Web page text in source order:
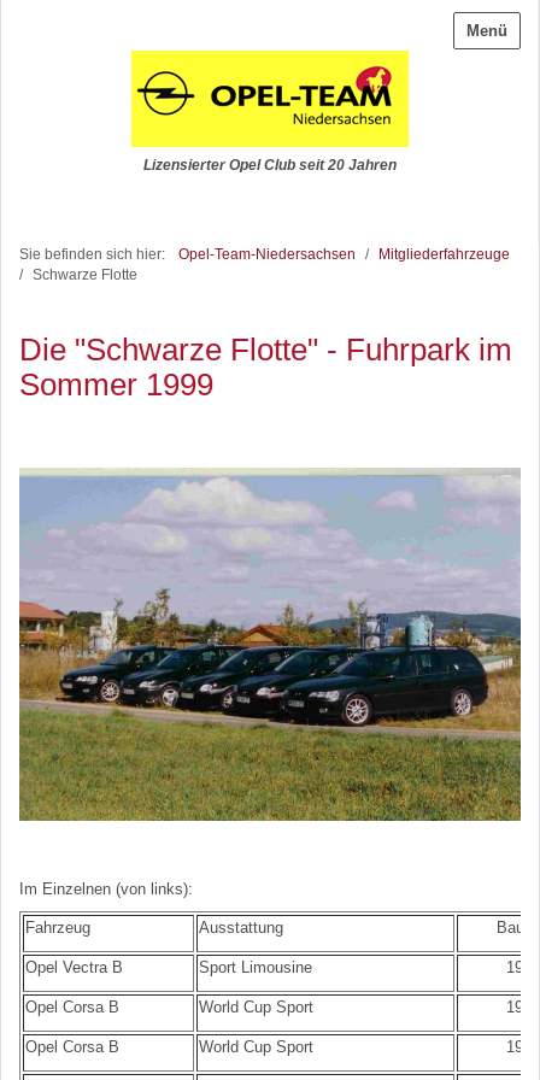
Menü
Lizensierter Opel Club seit 20 Jahren
Sie befinden sich hier: Opel-Team-Niedersachsen /
Mitgliederfahrzeuge
/
Schwarze Flotte
Die "Schwarze Flotte" - Fuhrpark im
Sommer 1999
Im Einzelnen (von links):
Fahrzeug Ausstattung
Opel Vectra B Sport Limousine 1998
Opel Corsa B World Cup Sport 1994
Opel Corsa B World Cup Sport 1998